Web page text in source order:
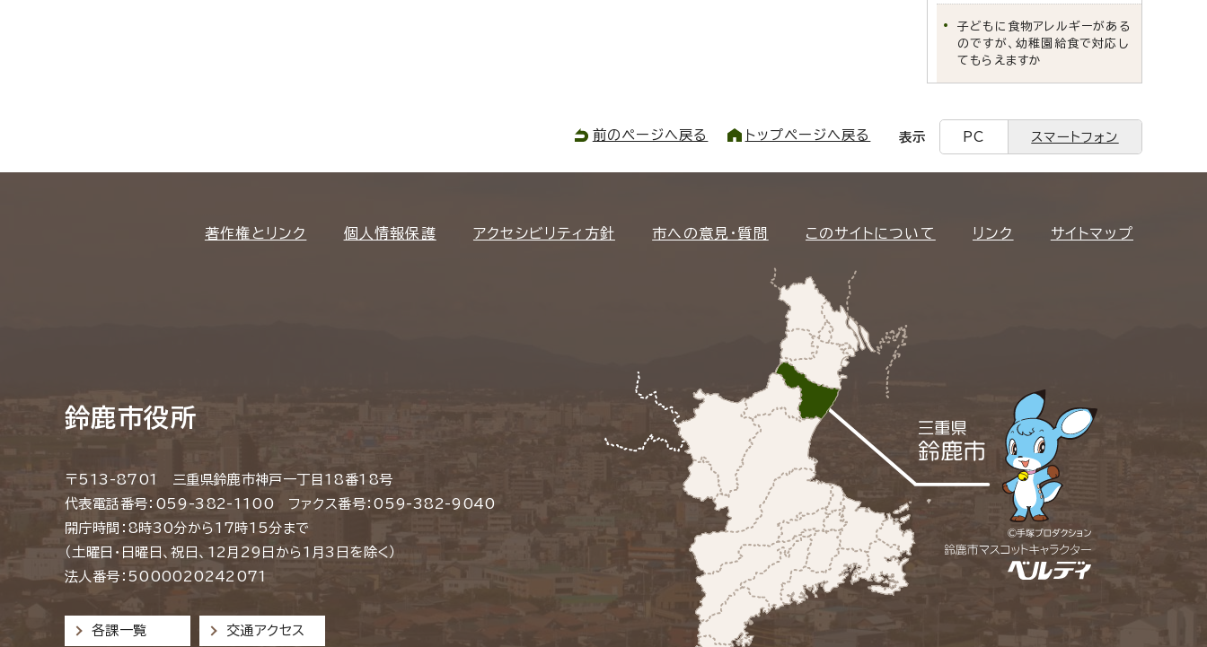
子どもに食物アレルギーがある
のですが、幼稚園給食で対応し
てもらえますか
前のページへ戻る トップページへ戻る 表示 PC スマートフォン
著作権とリンク 個人情報保護 アクセシビリティ方針 市への意見・質問 このサイトについて リンク サイトマップ
鈴鹿市役所
〒513-8701 三重県鈴鹿市神戸一丁目18番18号
代表電話番号：059-382-1100 ファクス番号：059-382-9040
開庁時間：8時30分から17時15分まで
（土曜日・日曜日、祝日、12月29日から1月3日を除く）
法人番号：5000020242071
各課一覧 交通アクセス